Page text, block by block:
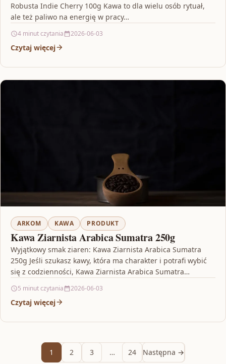
Robusta Indie Cherry 100g Kawa to dla wielu osób rytuał,
ale też paliwo na energię w pracy…
4 minut czytania 2026-06-03
Czytaj więcej
ARKOM KAWA PRODUKT
Kawa Ziarnista Arabica Sumatra 250g
Wyjątkowy smak ziaren: Kawa Ziarnista Arabica Sumatra
250g Jeśli szukasz kawy, która ma charakter i potrafi wybić
się z codzienności, Kawa Ziarnista Arabica Sumatra…
5 minut czytania 2026-06-03
Czytaj więcej
1 2 3 … 24 Następna →